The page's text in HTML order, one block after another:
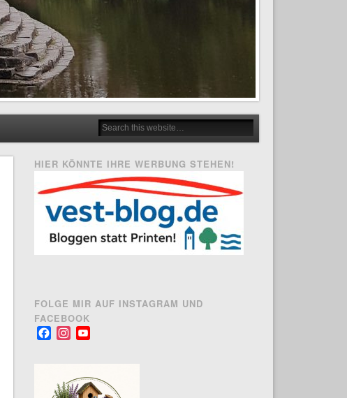
HIER KÖNNTE IHRE WERBUNG STEHEN!
FOLGE MIR AUF INSTAGRAM UND
FACEBOOK
FacebookInstagram